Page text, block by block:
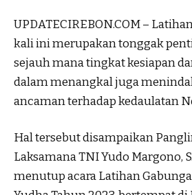
UPDATECIREBON.COM –
kali ini merupakan tonggak
sejauh mana tingkat kesiapan
dalam menangkal juga
ancaman terhadap kedaulatan
Hal tersebut disampaikan
Laksamana TNI Yudo Margono,
menutup acara Latihan